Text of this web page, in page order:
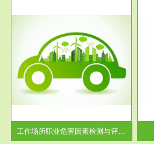
工作场所职业危害因素检测与评价...
服务范围
工作场所职业危害现状评价
【现状评价意义】：具体因素---
-通过质谱分析等多种手段明确
工作场...